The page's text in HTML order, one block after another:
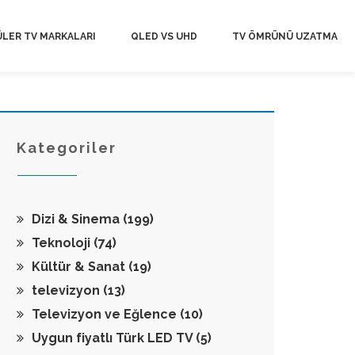
TV MARKALARI QLED VS UHD TV ÖMRÜNÜ UZATMA
Kategoriler
Dizi & Sinema (199)
Teknoloji (74)
Kültür & Sanat (19)
televizyon (13)
Televizyon ve Eğlence (10)
Uygun fiyatlı Türk LED TV (5)